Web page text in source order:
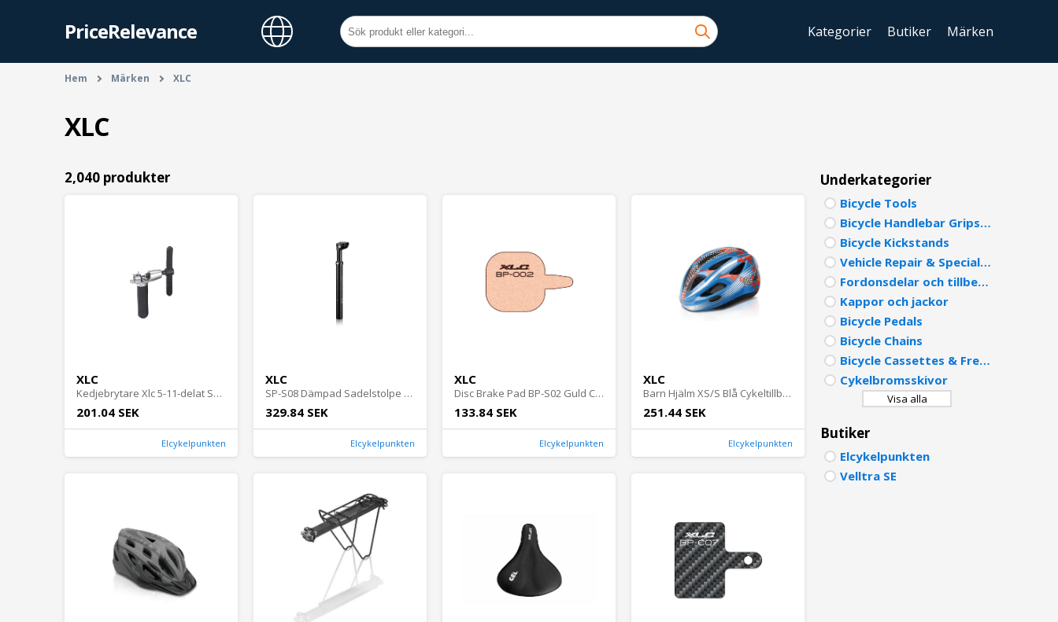
PriceRelevance Kategorier Butiker Märken
Hem Märken XLC
XLC
2,040 produkter
XLC
Kedjebrytare Xlc 5-11-delat Svart Cykeldelar - Kedjor - KedjorCykeldelar Kedjor Kedjor
201.04 SEK
Elcykelpunkten
XLC
SP-S08 Dämpad Sadelstolpe Svart Cykeldelar - Sadelstolpar - Dämpade sadelstolparCykeldelar Sadelstolpar Dämpade sadelstolpar
329.84 SEK
Elcykelpunkten
XLC
Disc Brake Pad BP-S02 Guld Cykeldelar - Bromsklossar & bromsbelägg - SkivbromsbeläggCykeldelar Bromsklossar & bromsbelägg Skivbromsbelägg
133.84 SEK
Elcykelpunkten
XLC
Barn Hjälm XS/S Blå Cykeltillbehör - Hjälmar - JuniorCykeltillbehör Hjälmar Junior
251.44 SEK
Elcykelpunkten
Underkategorier
Bicycle Tools
Bicycle Handlebar Grips & Decor
Bicycle Kickstands
Vehicle Repair & Specialty Tools
Fordonsdelar och tillbehör
Kappor och jackor
Bicycle Pedals
Bicycle Chains
Bicycle Cassettes & Freewheels
Cykelbromsskivor
Visa alla
Butiker
Elcykelpunkten
Velltra SE